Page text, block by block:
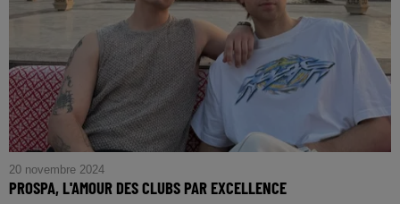
20 novembre 2024
PROSPA, L'AMOUR DES CLUBS PAR EXCELLENCE